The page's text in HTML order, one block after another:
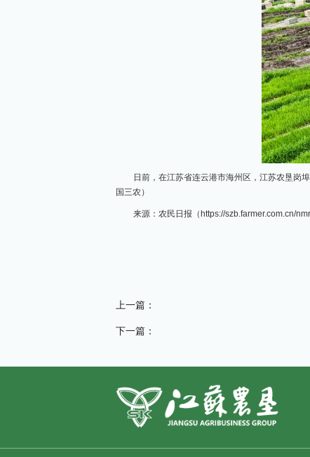
日前，在江苏省连云港市海州区，江苏农垦
国三农）
来源：农民日报（https://szb.farmer.com.cn/
上一篇：
下一篇：